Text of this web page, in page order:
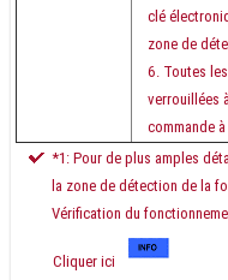
clé
zone de
Toutes
verrouillées
commande
*1: Pour de plus amples
la zone de détection de la
Vérification du
Cliquer ici